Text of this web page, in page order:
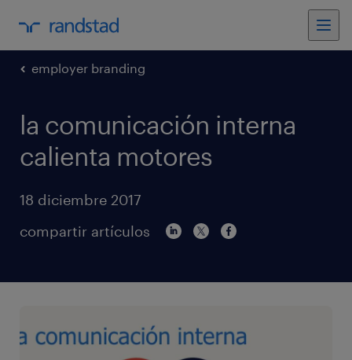
employer branding
la comunicación interna
calienta motores
18 diciembre 2017
compartir artículos